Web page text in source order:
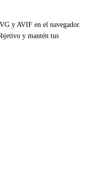
y AVIF en el navegador.
y mantén tus